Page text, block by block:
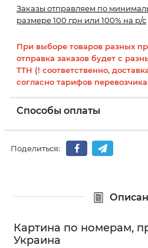
Заказы отправляем по
размере 100 грн или 100% на р/с
При выборе товаров разных
отправка заказов будет с
ТТН (! соответственно,
согласно тарифов
Способы оплаты
Поделиться:
Картина по номерам,
Украина